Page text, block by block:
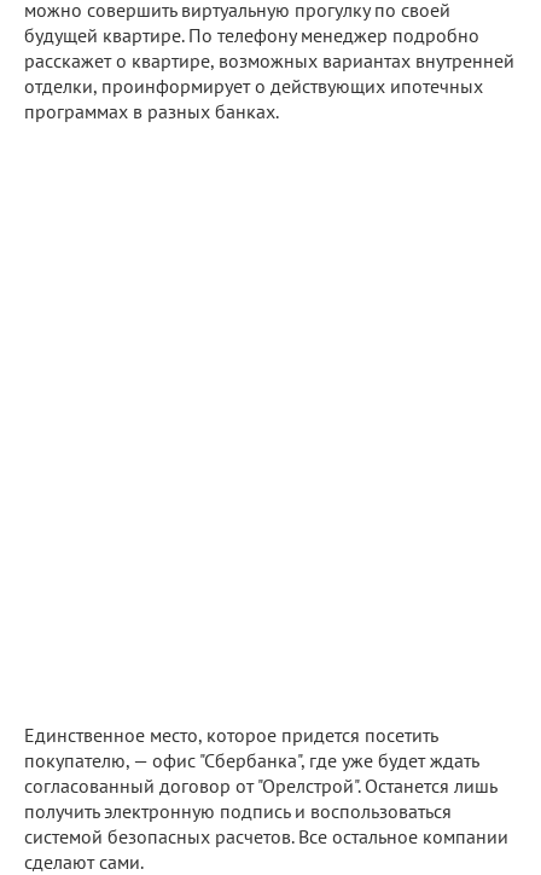
можно совершить виртуальную прогулку по своей
будущей квартире. По телефону менеджер подробно
расскажет о квартире, возможных вариантах внутренней
отделки, проинформирует о действующих ипотечных
программах в разных банках.
Единственное место, которое придется посетить
покупателю, — офис "Сбербанка", где уже будет ждать
согласованный договор от "Орелстрой". Останется лишь
получить электронную подпись и воспользоваться
системой безопасных расчетов. Все остальное компании
сделают сами.